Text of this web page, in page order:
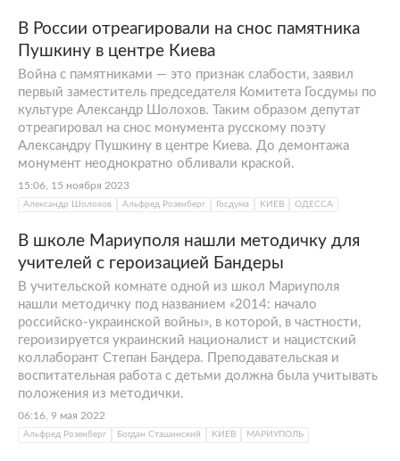
В России отреагировали на снос памятника
Пушкину в центре Киева
Война с памятниками — это признак слабости, заявил
первый заместитель председателя Комитета Госдумы по
культуре Александр Шолохов. Таким образом депутат
отреагировал на снос монумента русскому поэту
Александру Пушкину в центре Киева. До демонтажа
монумент неоднократно обливали краской.
15:06, 15 ноября 2023
Александр Шолохов Альфред Розенберг Госдума КИЕВ ОДЕССА
В школе Мариуполя нашли методичку для
учителей с героизацией Бандеры
В учительской комнате одной из школ Мариуполя
нашли методичку под названием «2014: начало
российско-украинской войны», в которой, в частности,
героизируется украинский националист и нацистский
коллаборант Степан Бандера. Преподавательская и
воспитательная работа с детьми должна была учитывать
положения из методички.
06:16, 9 мая 2022
Альфред Розенберг Богдан Сташинский КИЕВ МАРИУПОЛЬ